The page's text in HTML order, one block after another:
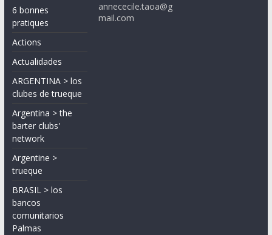
6 bonnes
pratiques
Actions
Actualidades
ARGENTINA > los
clubes de trueque
Argentina > the
barter clubs'
network
Argentine >
trueque
BRASIL > los
bancos
comunitarios
Palmas
annececile.taoa@g
mail.com